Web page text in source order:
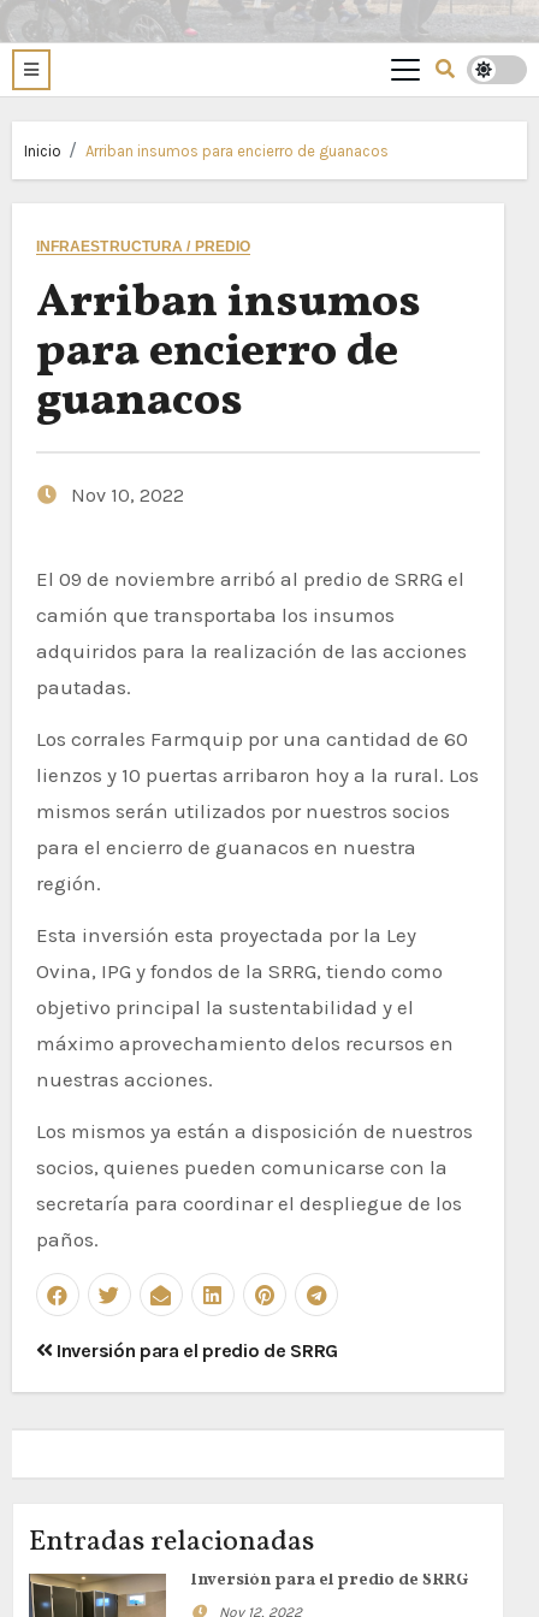
Inicio Arriban insumos para encierro de guanacos
INFRAESTRUCTURA / PREDIO
Arriban insumos
para encierro de
guanacos
Nov 10, 2022
El 09 de noviembre arribó al predio de SRRG el
camión que transportaba los insumos
adquiridos para la realización de las acciones
pautadas.
Los corrales Farmquip por una cantidad de 60
lienzos y 10 puertas arribaron hoy a la rural. Los
mismos serán utilizados por nuestros socios
para el encierro de guanacos en nuestra
región.
Esta inversión esta proyectada por la Ley
Ovina, IPG y fondos de la SRRG, tiendo como
objetivo principal la sustentabilidad y el
máximo aprovechamiento delos recursos en
nuestras acciones.
Los mismos ya están a disposición de nuestros
socios, quienes pueden comunicarse con la
secretaría para coordinar el despliegue de los
paños.
Navegación
de
entradas
Inversión para el predio de SRRG
Entradas relacionadas
Inversión para el predio de SRRG
Nov 12, 2022